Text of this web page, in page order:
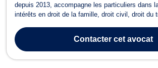
depuis 2013, accompagne les particuliers dans
intérêts en droit de la famille, droit civil, droit du
années d'expérience, il intervient aussi bien en
contentieux e...
Contactercet avocat